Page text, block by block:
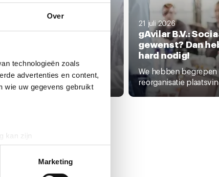
Over
technologieën zoals
advertenties en content,
wie uw gegevens gebruikt
kan zijn
detailgedeeltein. U kunt uw
Marketing
beloningsprotocol bij
van FNSteel heeft
waaronder CNV,
21 juli 2026
gAvilar B.V.:
gewenst? Dan
hard nodig!
We hebben begrepen
reorganisatie